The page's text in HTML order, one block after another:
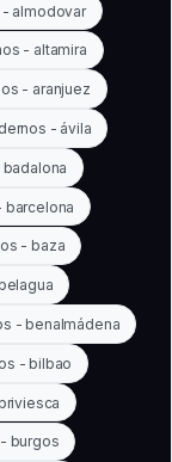
almodovar
- altamira
- aranjuez
- ávila
barcelona
- baza
- benalmádena
- bilbao
burgos